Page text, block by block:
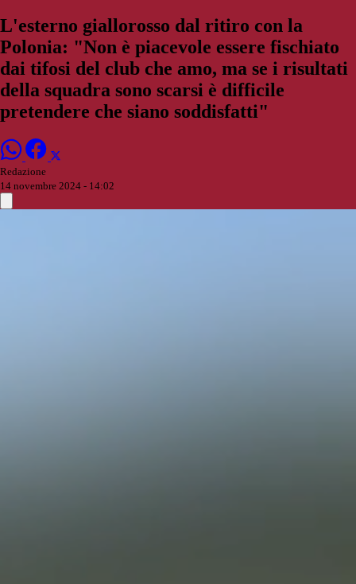
L'esterno giallorosso dal ritiro con la
Polonia: "Non è piacevole essere fischiato
dai tifosi del club che amo, ma se i risultati
della squadra sono scarsi è difficile
pretendere che siano soddisfatti"
Redazione
14 novembre 2024 - 14:02